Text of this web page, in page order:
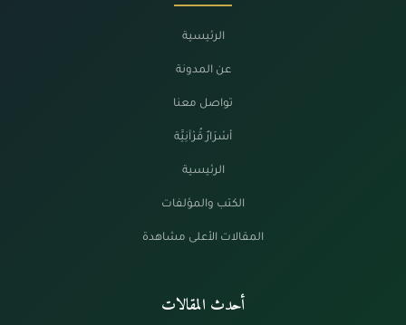
الرئيسية
عن المدونة
تواصل معنا
أسْرَارٌ قُرْآنِيَّة
الرئيسية
الكتب والمؤلفات
المقالات الأعلى مشاهدة
أحدث المقالات